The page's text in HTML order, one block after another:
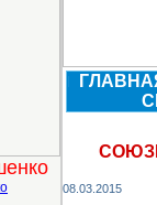
08.03.2015